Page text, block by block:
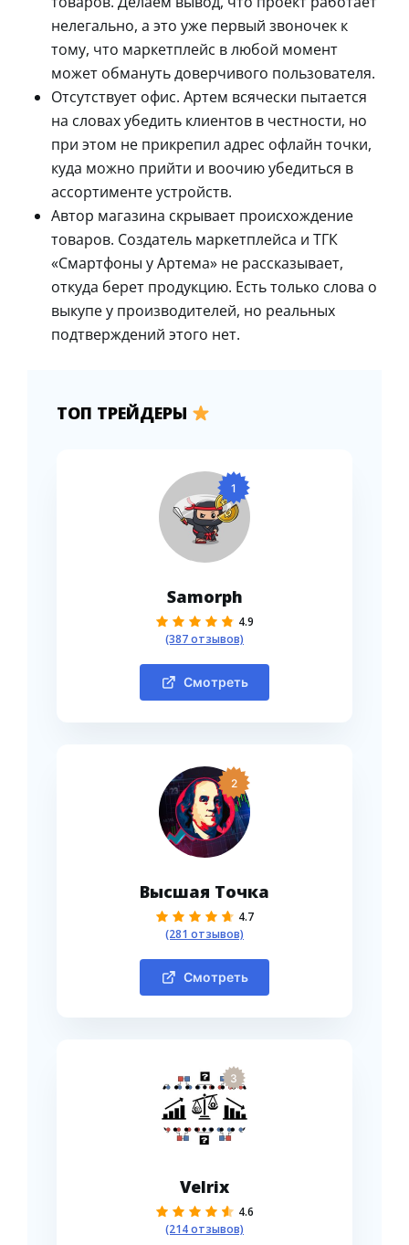
нелегально, а это уже первый звоночек к
тому, что маркетплейс в любой момент
может обмануть доверчивого пользователя.
Отсутствует офис. Артем всячески пытается
на словах убедить клиентов в честности, но
при этом не прикрепил адрес офлайн точки,
куда можно прийти и воочию убедиться в
ассортименте устройств.
Автор магазина скрывает происхождение
товаров. Создатель маркетплейса и ТГК
«Смартфоны у Артема» не рассказывает,
откуда берет продукцию. Есть только слова о
выкупе у производителей, но реальных
подтверждений этого нет.
ТОП ТРЕЙДЕРЫ
1
Samorph
4.9
(387 отзывов)
Смотреть
2
Высшая Точка
4.7
(281 отзывов)
Смотреть
3
Velrix
4.6
(214 отзывов)